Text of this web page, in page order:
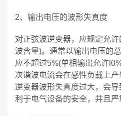
2、输出电压的波形失真度
对正弦波逆变器，应规定允
波含量)。通常以输出电压的
应不超过5%(单相输出允许
次谐波电流会在感性负载上
逆变器波形失真度过大，会
利于电气设备的安全，并且严